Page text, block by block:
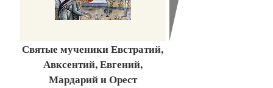
Святые мученики Евстратий,
Авксентий, Евгений,
Мардарий и Орест